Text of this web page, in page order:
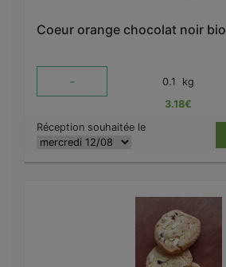
Coeur orange chocolat noir bio
- 0.1 kg
3.18€
Réception souhaitée le